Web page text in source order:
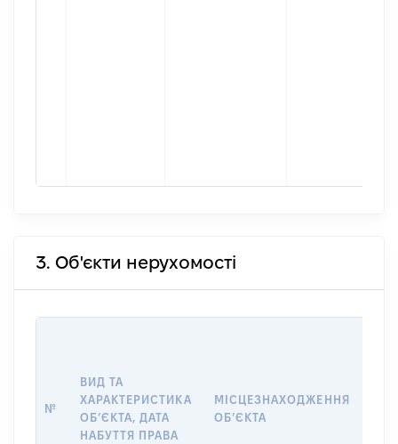
3. Об'єкти нерухомості
№
ВИД ТА
ХАРАКТЕРИСТИКА
ОБʼЄКТА, ДАТА
НАБУТТЯ ПРАВА
МІСЦЕЗНАХОДЖЕННЯ
ОБʼЄКТА